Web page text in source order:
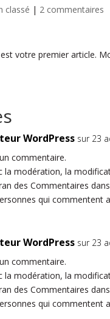
classé | 2 commentaires
votre premier article.
WordPress sur 23
commentaire.
la modération, la
des Commentaires
qui commentent
WordPress sur 23
commentaire.
la modération, la
des Commentaires
qui commentent